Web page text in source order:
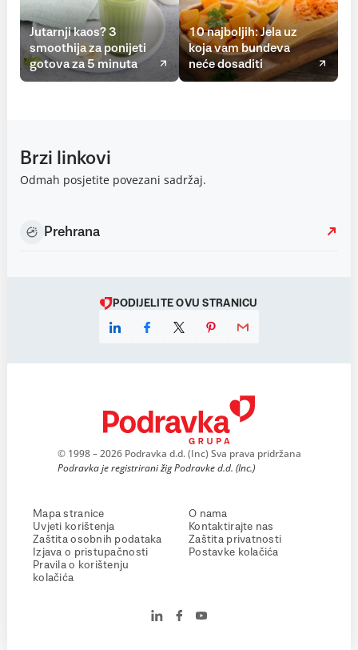
Jutarnji kaos? 3
smoothija za ponijeti
gotova za 5 minuta
10 najboljih: Jela uz
koja vam bundeva
neće dosaditi
Brzi linkovi
Odmah posjetite povezani sadržaj.
Prehrana
PODIJELITE OVU STRANICU
© 1998 – 2026 Podravka d.d. (Inc) Sva prava pridržana
Podravka je registrirani žig Podravke d.d. (Inc.)
Mapa stranice
Uvjeti korištenja
Zaštita osobnih podataka
Izjava o pristupačnosti
Pravila o korištenju
kolačića
O nama
Kontaktirajte nas
Zaštita privatnosti
Postavke kolačića